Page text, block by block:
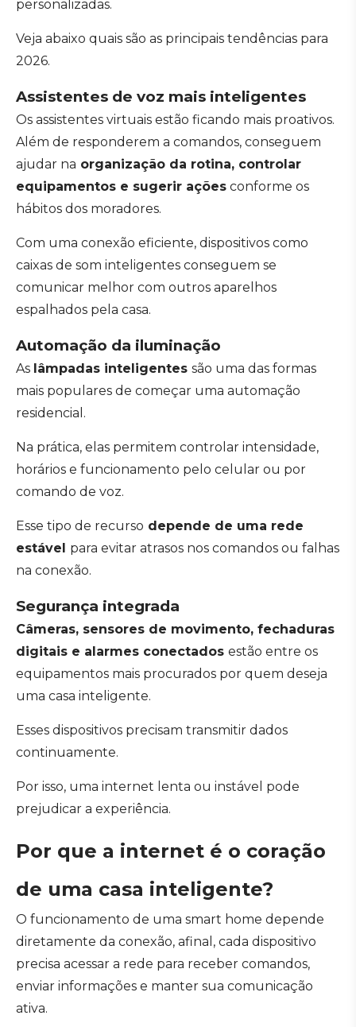
personalizadas.
Veja abaixo quais são as principais tendências para
2026.
Assistentes de voz mais inteligentes
Os assistentes virtuais estão ficando mais proativos.
Além de responderem a comandos, conseguem
ajudar na organização da rotina, controlar
equipamentos e sugerir ações conforme os
hábitos dos moradores.
Com uma conexão eficiente, dispositivos como
caixas de som inteligentes conseguem se
comunicar melhor com outros aparelhos
espalhados pela casa.
Automação da iluminação
As lâmpadas inteligentes são uma das formas
mais populares de começar uma automação
residencial.
Na prática, elas permitem controlar intensidade,
horários e funcionamento pelo celular ou por
comando de voz.
Esse tipo de recurso depende de uma rede
estável para evitar atrasos nos comandos ou falhas
na conexão.
Segurança integrada
Câmeras, sensores de movimento, fechaduras
digitais e alarmes conectados estão entre os
equipamentos mais procurados por quem deseja
uma casa inteligente.
Esses dispositivos precisam transmitir dados
continuamente.
Por isso, uma internet lenta ou instável pode
prejudicar a experiência.
Por que a internet é o coração
de uma casa inteligente?
O funcionamento de uma smart home depende
diretamente da conexão, afinal, cada dispositivo
precisa acessar a rede para receber comandos,
enviar informações e manter sua comunicação
ativa.